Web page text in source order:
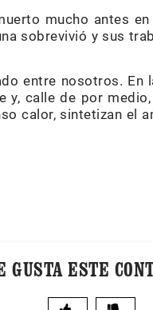
mucho antes
sobrevivió y sus
entre nosotros.
y, calle de por
calor, sintetizan el
GUSTA ESTE